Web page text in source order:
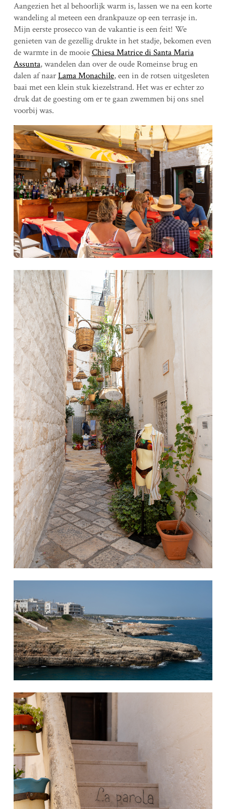
Aangezien het al behoorlijk warm is, lassen we na een korte
wandeling al meteen een drankpauze op een terrasje in.
Mijn eerste prosecco van de vakantie is een feit! We
genieten van de gezellig drukte in het stadje, bekomen even
de warmte in de mooieChiesa Matrice di Santa Maria
Assunta, wandelen dan over de oude Romeinse brug en
dalen af naarLama Monachile, een in de rotsen uitgesleten
baai met een klein stuk kiezelstrand. Het was er echter zo
druk dat de goesting om er te gaan zwemmen bij ons snel
voorbij was.